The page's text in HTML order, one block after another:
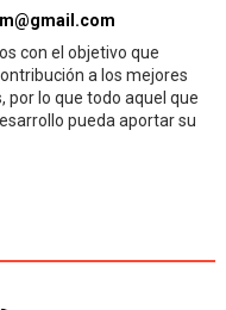
con el objetivo que
a los mejores
por lo que todo aquel que
pueda aportar su